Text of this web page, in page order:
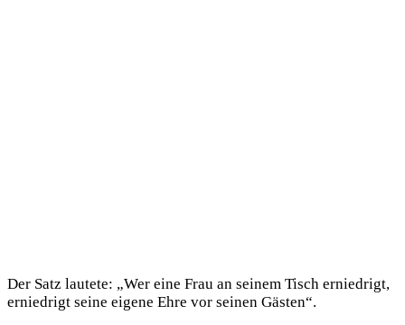
Der Satz lautete: „Wer eine Frau an seinem Tisch erniedrigt,
erniedrigt seine eigene Ehre vor seinen Gästen“.